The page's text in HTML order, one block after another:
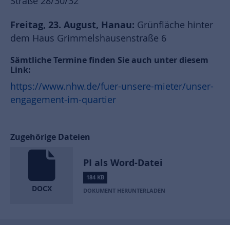
Freitag, 23. August, Hanau: Grünfläche hinter
dem Haus Grimmelshausenstraße 6
Sämtliche Termine finden Sie auch unter diesem
Link:
https://www.nhw.de/fuer-unsere-mieter/unser-
engagement-im-quartier
Zugehörige Dateien
DOCX
PI als Word-Datei
184 KB
DOKUMENT HERUNTERLADEN